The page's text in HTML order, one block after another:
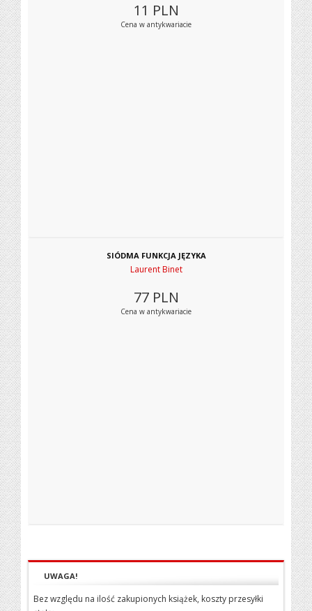
11 PLN
Cena w antykwariacie
SIÓDMA FUNKCJA JĘZYKA
Laurent Binet
77 PLN
Cena w antykwariacie
UWAGA!
Bez względu na ilość zakupionych książek, koszty przesyłki